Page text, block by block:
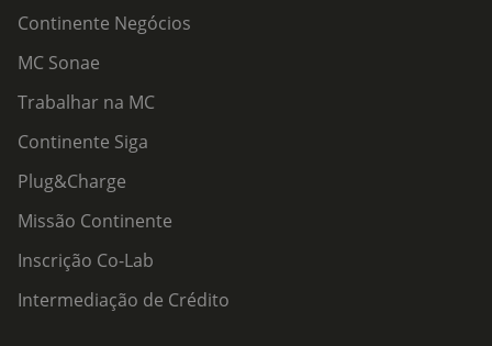
Continente Negócios
MC Sonae
Trabalhar na MC
Continente Siga
Plug&Charge
Missão Continente
Inscrição Co-Lab
Intermediação de Crédito